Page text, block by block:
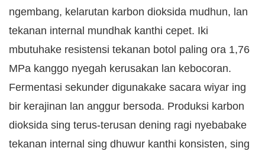
ngembang, kelarutan karbon dioksida mudhun, lan
tekanan internal mundhak kanthi cepet. Iki
mbutuhake resistensi tekanan botol paling ora 1,76
MPa kanggo nyegah kerusakan lan kebocoran.
Fermentasi sekunder digunakake sacara wiyar ing
bir kerajinan lan anggur bersoda. Produksi karbon
dioksida sing terus-terusan dening ragi nyebabake
tekanan internal sing dhuwur kanthi konsisten, sing